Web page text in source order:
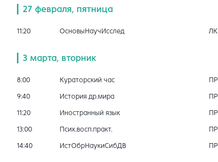
27 февраля, пятница
11:20 ОсновыНаучИсслед ЛК
3 марта, вторник
8:00 Кураторский час ПР
9:40 История др.мира ПР
11:20 Иностранный язык ПР
13:00 Псих.восп.практ. ПР
14:40 ИстОбрНаукиСибДВ ПР